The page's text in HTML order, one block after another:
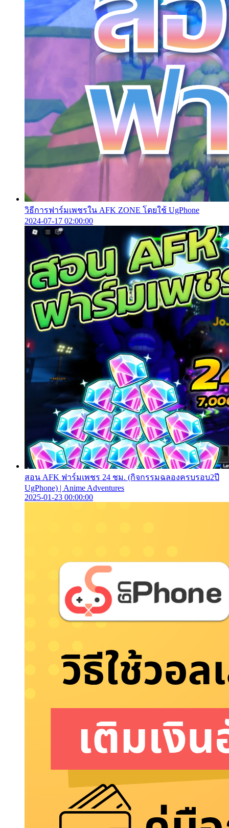
วิธีการฟาร์มเพชรใน AFK ZONE โดยใช้ UgPhone
2024-07-17 02:00:00
สอน AFK ฟาร์มเพชร 24 ชม. (กิจกรรมฉลองครบรอบ2ปี
UgPhone) | Anime Adventures
2025-01-23 00:00:00